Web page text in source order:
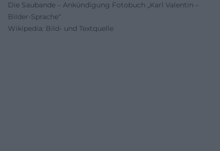
Die Saubande – Ankündigung Fotobuch „Karl Valentin –
Bilder-Sprache“
Wikipedia: Bild- und Textquelle